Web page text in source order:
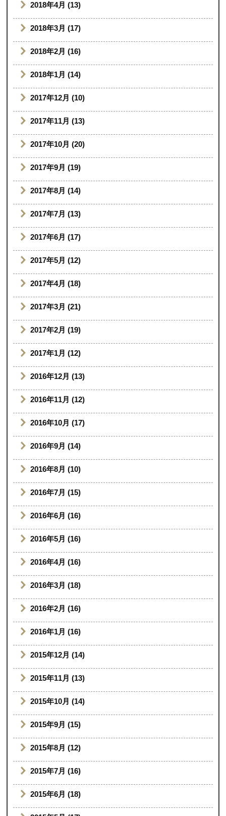
2018年4月 (13)
2018年3月 (17)
2018年2月 (16)
2018年1月 (14)
2017年12月 (10)
2017年11月 (13)
2017年10月 (20)
2017年9月 (19)
2017年8月 (14)
2017年7月 (13)
2017年6月 (17)
2017年5月 (12)
2017年4月 (18)
2017年3月 (21)
2017年2月 (19)
2017年1月 (12)
2016年12月 (13)
2016年11月 (12)
2016年10月 (17)
2016年9月 (14)
2016年8月 (10)
2016年7月 (15)
2016年6月 (16)
2016年5月 (16)
2016年4月 (16)
2016年3月 (18)
2016年2月 (16)
2016年1月 (16)
2015年12月 (14)
2015年11月 (13)
2015年10月 (14)
2015年9月 (15)
2015年8月 (12)
2015年7月 (16)
2015年6月 (18)